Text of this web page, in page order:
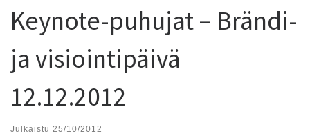
Keynote-puhujat – Brändi-
ja visiointipäivä
12.12.2012
Julkaistu 25/10/2012